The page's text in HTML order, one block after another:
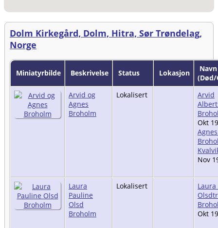
Dolm Kirkegård, Dolm, Hitra, Sør Trøndelag,
Norge
Miniatyrbilde Beskrivelse Status Lokasjon
Navn
(Død/
Arvid og
Agnes
Broholm
Lokalisert
Arvid
Okt
Nov
Laura
Pauline
Olsd
Broholm
Lokalisert
Okt